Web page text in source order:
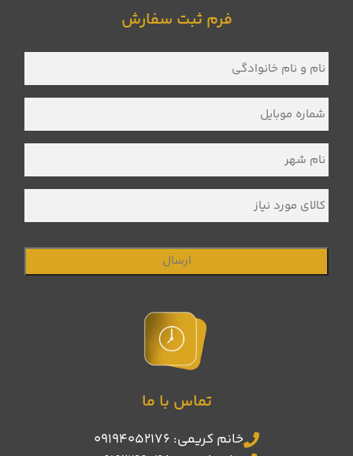
فرم ثبت سفارش
نام
و
نام
شماره
موبایل *
نام
شهر *
کالای
مورد
نیاز
تماس با ما
خانم کریمی: 09194052176